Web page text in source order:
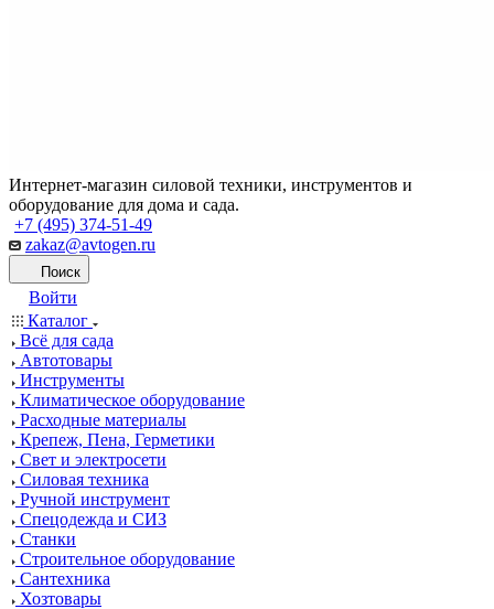
Интернет-магазин силовой техники, инструментов и
оборудование для дома и сада.
+7 (495) 374-51-49
zakaz@avtogen.ru
Поиск
Войти
Каталог
Всё для сада
Автотовары
Инструменты
Климатическое оборудование
Расходные материалы
Крепеж, Пена, Герметики
Свет и электросети
Силовая техника
Ручной инструмент
Спецодежда и СИЗ
Станки
Строительное оборудование
Сантехника
Хозтовары